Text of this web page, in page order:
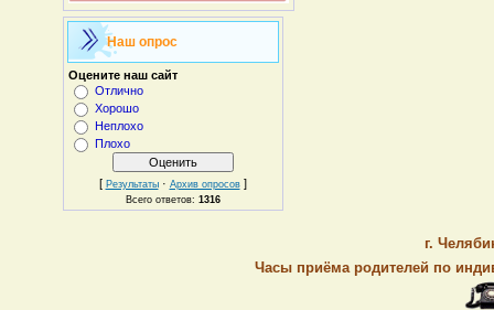
Наш опрос
Оцените наш сайт
Отлично
Хорошо
Неплохо
Плохо
[ Результаты· Архив опросов]
Всего ответов: 1316
г.
Часы приёма родителей по